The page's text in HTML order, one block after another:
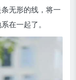
无形的线，将一
在一起了。